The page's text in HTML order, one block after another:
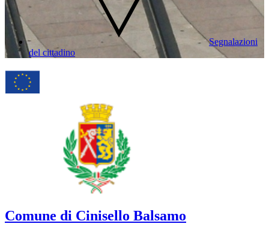
Segnalazioni
del cittadino
Comune di Cinisello Balsamo